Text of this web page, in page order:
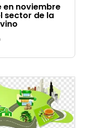
en noviembre
sector de la